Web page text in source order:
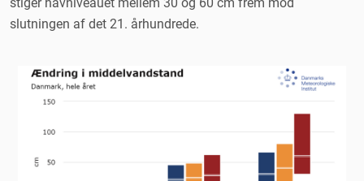
slutningen af det 21. århundrede.